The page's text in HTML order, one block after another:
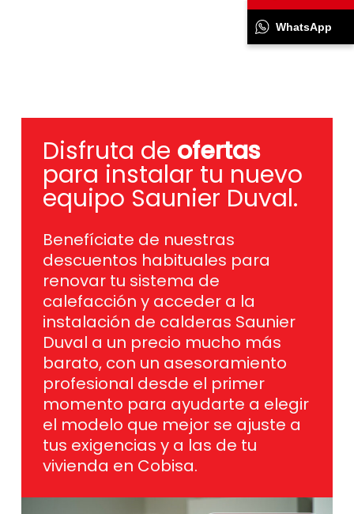
Disfruta de ofertas
para instalar tu nuevo
equipo Saunier Duval.
Benefíciate de nuestras
descuentos habituales para
renovar tu sistema de
calefacción y acceder a la
instalación de calderas Saunier
Duval a un precio mucho más
barato, con un asesoramiento
profesional desde el primer
momento para ayudarte a elegir
el modelo que mejor se ajuste a
tus exigencias y a las de tu
vivienda en Cobisa.
WhatsApp